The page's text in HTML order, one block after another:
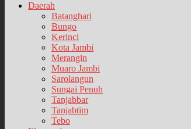
Daerah
Batanghari
Bungo
Kerinci
Kota Jambi
Merangin
Muaro Jambi
Sarolangun
Sungai Penuh
Tanjabbar
Tanjabtim
Tebo